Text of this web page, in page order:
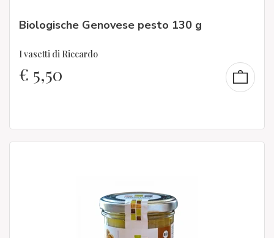
Biologische Genovese pesto 130 g
I vasetti di Riccardo
€ 5,50